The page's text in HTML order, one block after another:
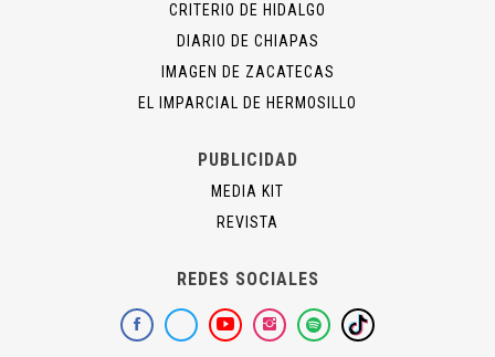
CRITERIO DE HIDALGO
DIARIO DE CHIAPAS
IMAGEN DE ZACATECAS
EL IMPARCIAL DE HERMOSILLO
PUBLICIDAD
MEDIA KIT
REVISTA
REDES SOCIALES